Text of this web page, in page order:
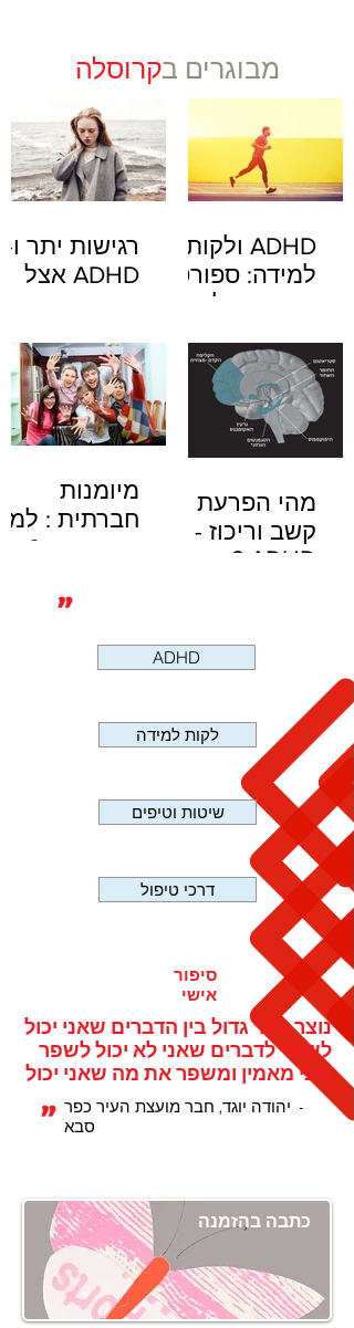
מבוגרים בקרוסלה
ADHD ולקות
למידה: ספורט
משפיע על
רגישות יתר ו-
ADHD אצל
מהי הפרעת
קשב וריכוז -
ADHD ?
מיומנות
חברתית : למי
יש את זה ?
"
ADHD
לקות למידה
שיטות וטיפים
דרכי טיפול
סיפור
אישי
נוצר פער גדול בין הדברים שאני יכול
לשפר לדברים שאני לא יכול לשפר
ואני מאמין ומשפר את מה שאני יכול
" - יהודה יוגד, חבר מועצת העיר כפר
סבא
כתבה בהזמנה